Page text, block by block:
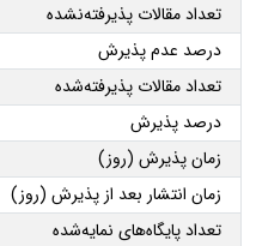
تعداد مقالات پذیرفته‌نشده
درصد عدم پذیرش
تعداد مقالات پذیرفته‌شده
درصد پذیرش
زمان پذیرش (روز)
زمان انتشار بعد از پذیرش (روز)
تعداد پایگاه‌های نمایه‌شده